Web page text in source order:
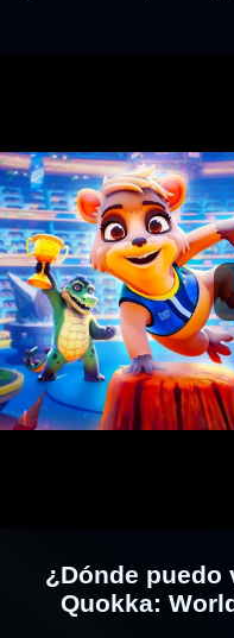
¿Dónde puedo
Quokka: